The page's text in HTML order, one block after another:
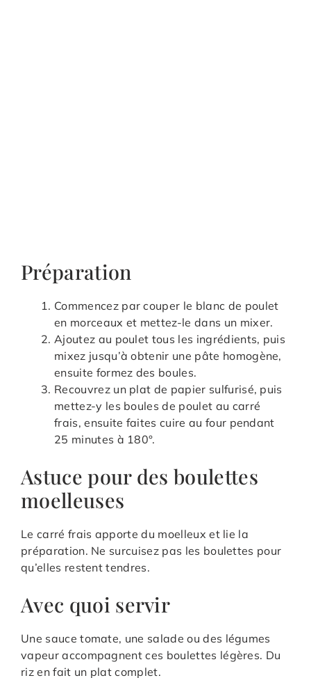
Préparation
Commencez par couper le blanc de poulet
en morceaux et mettez-le dans un mixer.
Ajoutez au poulet tous les ingrédients, puis
mixez jusqu’à obtenir une pâte homogène,
ensuite formez des boules.
Recouvrez un plat de papier sulfurisé, puis
mettez-y les boules de poulet au carré
frais, ensuite faites cuire au four pendant
25 minutes à 180°.
Astuce pour des boulettes
moelleuses
Le carré frais apporte du moelleux et lie la
préparation. Ne surcuisez pas les boulettes pour
qu’elles restent tendres.
Avec quoi servir
Une sauce tomate, une salade ou des légumes
vapeur accompagnent ces boulettes légères. Du
riz en fait un plat complet.